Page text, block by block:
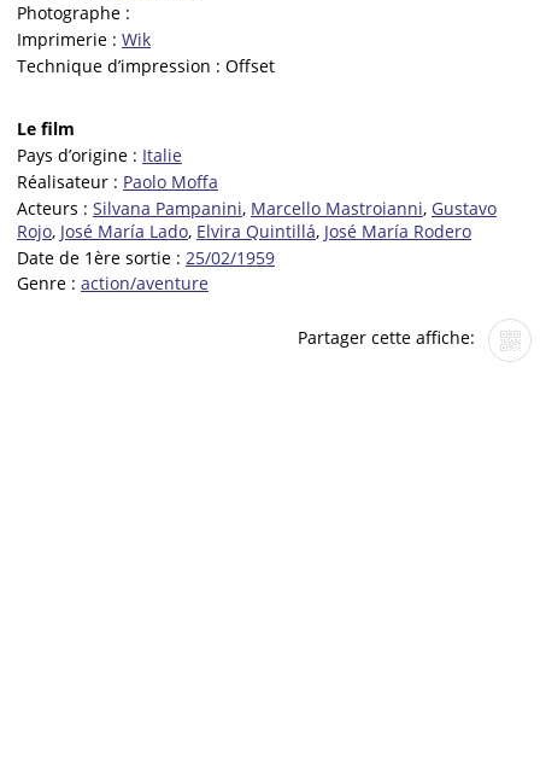
Photographe :
Imprimerie : Wik
Technique d’impression : Offset
Le film
Pays d’origine : Italie
Réalisateur : Paolo Moffa
Acteurs : Silvana Pampanini, Marcello Mastroianni, Gustavo
Rojo, José María Lado, Elvira Quintillá, José María Rodero
Date de 1ère sortie : 25/02/1959
Genre : action/aventure
Partager cette affiche: